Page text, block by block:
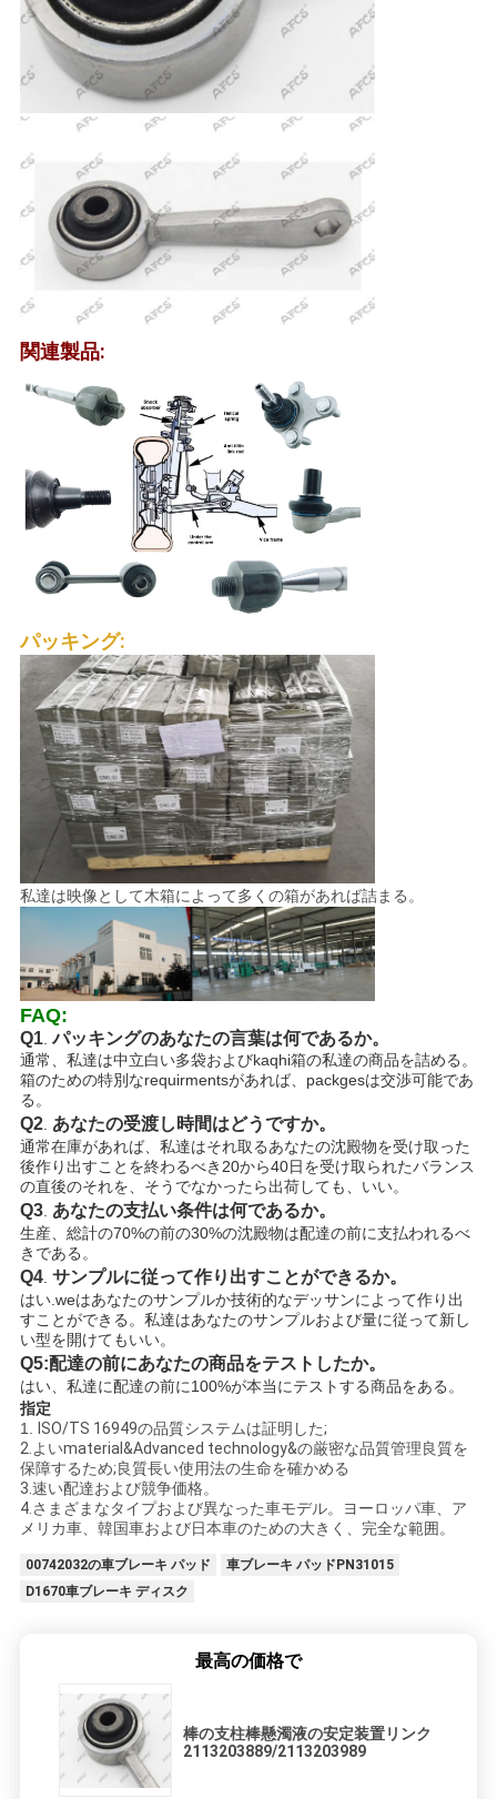
イ
シ
リ
シ
ー
関連製品:
パッキング:
私達は映像として木箱によって多くの箱があれば詰まる。
FAQ:
Q1.パッキングのあなたの言葉は何であるか。
通常、私達は中立白い多袋およびkaqhi箱の私達の商品を詰める。
箱のための特別なrequirmentsがあれば、packgesは交渉可能であ
る。
Q2. あなたの受渡し時間はどうですか。
通常在庫があれば、私達はそれ取るあなたの沈殿物を受け取った
後作り出すことを終わるべき20から40日を受け取られたバランス
の直後のそれを、そうでなかったら出荷しても、いい。
Q3. あなたの支払い条件は何であるか。
生産、総計の70%の前の30%の沈殿物は配達の前に支払われるべ
きである。
Q4. サンプルに従って作り出すことができるか。
はい.weはあなたのサンプルか技術的なデッサンによって作り出
すことができる。私達はあなたのサンプルおよび量に従って新し
い型を開けてもいい。
Q5:配達の前にあなたの商品をテストしたか。
はい、私達に配達の前に100%が本当にテストする商品をある。
指定
1.
ISO/TS 16949の品質システムは証明した;
2.よいmaterial&Advanced technology&の厳密な品質管理良質を
保障するため;良質長い使用法の生命を確かめる
3.速い配達および競争価格。
4.さまざまなタイプおよび異なった車モデル。ヨーロッパ車、ア
メリカ車、韓国車および日本車のための大きく、完全な範囲。
00742032の車ブレーキ パッド
車ブレーキ パッドPN31015
D1670車ブレーキ ディスク
最高の価格で
棒の支柱棒懸濁液の安定装置リンク
2113203889/2113203989